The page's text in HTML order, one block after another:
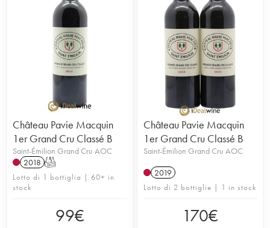
Château Pavie Macquin
1er Grand Cru Classé B
Saint-Émilion Grand Cru AOC
2018 T
Lotto di 1 bottiglia | 60+ in
stock
99€
Château Pavie Macquin
1er Grand Cru Classé B
Saint-Émilion Grand Cru AOC
2019
Lotto di 2 bottiglie | 1 in stock
170€